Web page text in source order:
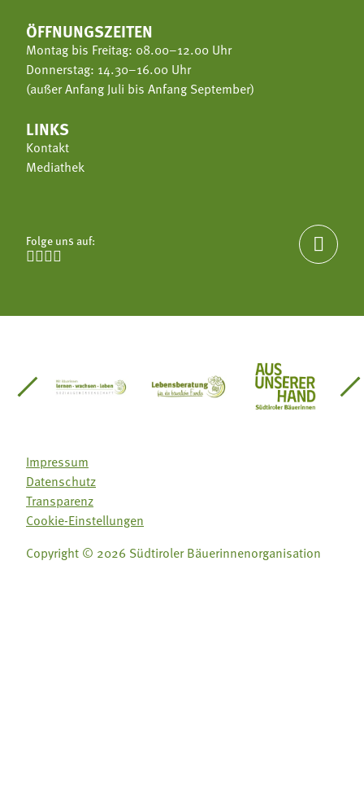
ÖFFNUNGSZEITEN
Montag bis Freitag: 08.00–12.00 Uhr
Donnerstag: 14.30–16.00 Uhr
(außer Anfang Juli bis Anfang September)
LINKS
Kontakt
Mediathek
Folge uns auf:


Südtirol
Gärtnervereinigung
Sozialgenossenschaft Mit Bäuerinnen lernen -
Lebensberatung für dieAus unserer
Impressum
Datenschutz
Transparenz
Cookie-Einstellungen
Copyright © 2026 Südtiroler Bäuerinnenorganisation